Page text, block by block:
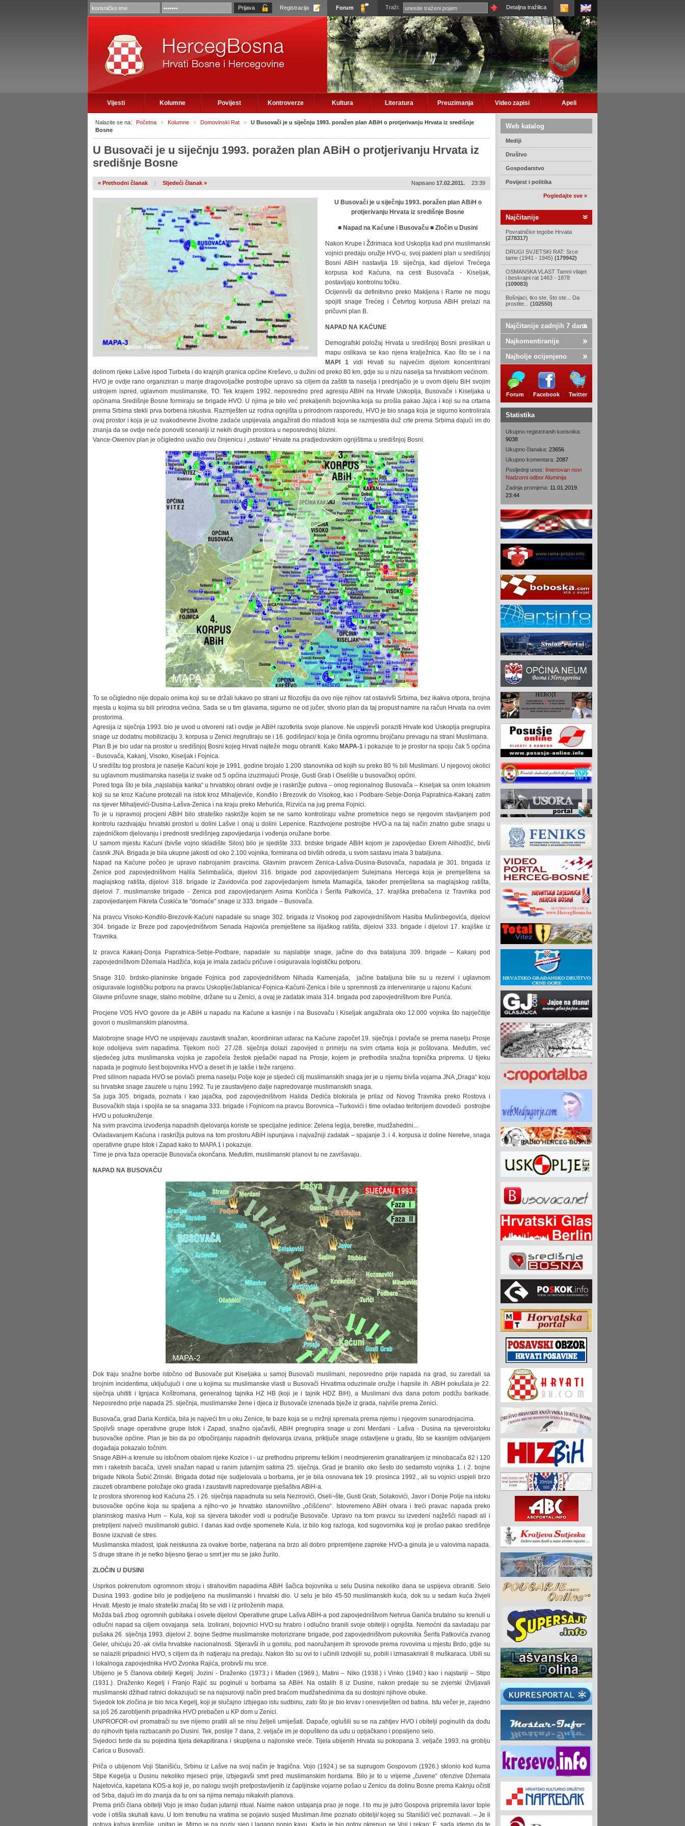
Registracija Forum Traži: Detaljna tražilica
Vijesti Kolumne Povijest Kontroverze Kultura Literatura Preuzimanja Video zapisi Apeli
Web katalog
Mediji
Društvo
Gospodarstvo
Povijest i politika
Pogledajte sve »
Najčitanije
Povratničke tegobe Hrvata
(278317)
DRUGI SVJETSKI RAT: Srce
tame (1941 - 1945) (179942)
OSMANSKA VLAST Tamni vilajet
i beskrajni rat 1463 - 1878
(109083)
Bošnjaci, tko ste, što ste... Da
prostite... (102550)
Najčitanije zadnjih 7 dana
Najkomentiranije
Najbolje ocijenjeno
Forum Facebook Twitter
Statistika
Ukupno registriranih korisnika:
9038
Ukupno članaka: 23656
Ukupno komentara: 2087
Posljednji unos: Imenovan novi
Nadzorni odbor Aluminija
Zadnja promjena: 11.01.2019.
23:44
Nalazite se na: Početna » Kolumne » Domovinski Rat »
U Busovači je u siječnju 1993. poražen plan ABiH o protjerivanju Hrvata iz središnje
Bosne
U Busovači je u siječnju 1993. poražen plan ABiH o protjerivanju Hrvata iz
središnje Bosne
« Prethodni članak | Sljedeći članak » Napisano 17.02.2011. 23:39
U Busovači je u siječnju 1993. poražen plan ABiH o
protjerivanju Hrvata iz središnje Bosne
■ Napad na Kaćune i Busovaču ■ Zločin u Dusini
Nakon Krupe i Ždrimaca kod Uskoplja kad prvi muslimanski
vojnici predaju oružje HVO-u, svoj pakleni plan u središnjoj
Bosni ABiH nastavlja 19. siječnja, kad dijelovi Trećega
korpusa kod Kaćuna, na cesti Busovača - Kiseljak,
postavljaju kontrolnu točku.
Ocijenivši da definitivno preko Makljena i Rame ne mogu
spojiti snage Trećeg i Četvrtog korpusa ABiH prelazi na
pričuvni plan B.
NAPAD NA KAĆUNE
Demografski položaj Hrvata u središnjoj Bosni preslikan u
mapu oslikava se kao njena kralježnica. Kao što se i na
MAPI 1 vidi Hrvati su najvećim dijelom koncentrirani
dolinom rijeke Lašve ispod Turbeta i do krajnjih granica općine Kreševo, u dužini od preko 80 km, gdje su u nizu naselja sa hrvatskom većinom.
HVO je ovdje rano organiziran u manje dragovoljačke postrojbe upravo sa ciljem da zaštiti ta naselja i prednjačio je u ovom dijelu BiH svojim
ustrojem ispred, uglavnom muslimanske, TO. Tek krajem 1992. neposredno pred agresiju ABiH na Hrvate Uskoplja, Busovače i Kiseljaka u
općinama Središnje Bosne formiraju se brigade HVO. U njima je bilo već prekaljenih bojovnika koja su prošla pakao Jajca i koji su na crtama
prema Srbima stekli prva borbena iskustva. Razmješten uz rodna ognjišta u prirodnom rasporedu, HVO je bio snaga koja je sigurno kontrolirala
ovaj prostor i koja je uz svakodnevne životne zadaće uspijevala angažirati dio mladosti koja se razmjestila duž crte prema Srbima dajući im do
znanja da se ovdje neće ponoviti scenariji iz nekih drugih prostora u neposrednoj blizini.
Vance-Owenov plan je očigledno uvažio ovu činjenicu i „ostavio“ Hrvate na pradjedovskim ognjištima u središnjoj Bosni.
To se očigledno nije dopalo onima koji su se držali lukavo po strani uz filozofiju da ovo nije njihov rat ostavivši Srbima, bez ikakva otpora, brojna
mjesta u kojima su bili prirodna većina. Sada se u tim glavama, sigurno ne od jučer, stvorio plan da taj propust namire na račun Hrvata na ovim
prostorima.
Agresija iz siječnja 1993. bio je uvod u otvoreni rat i ovdje je ABiH razotkrila svoje planove. Ne uspjevši poraziti Hrvate kod Uskoplja pregrupira
snage uz dodatnu mobilizaciju 3. korpusa u Zenici /regrutiraju se i 16. godišnjaci/ koja je činila ogromnu brojčanu prevagu na strani Muslimana.
Plan B je bio udar na prostor u središnjoj Bosni kojeg Hrvati najteže mogu obraniti. Kako MAPA-1 i pokazuje to je prostor na spoju čak 5 općina
- Busovača, Kakanj, Visoko, Kiseljak i Fojnica.
U središtu tog prostora je naselje Kaćuni koje je 1991. godine brojalo 1.200 stanovnika od kojih su preko 80 % bili Muslimani. U njegovoj okolici
su uglavnom muslimanska naselja iz svake od 5 općina izuzimajući Prosje, Gusti Grab i Oselište u busovačkoj općini.
Pored toga što je bila „najslabija karika“ u hrvatskoj obrani ovdje je i raskrižje putova – onog regionalnog Busovača – Kiseljak sa onim lokalnim
koji su se kroz Kaćune protezali na istok kroz Mihaljeviće, Konđilo i Brezovik do Visokog, kao i Podbare-Sebje-Donja Papratnica-Kakanj zatim
na sjever Mihaljevići-Dusina-Lašva-Zenica i na kraju preko Mehurića, Rizvića na jug prema Fojnici.
To je u ispravnoj procjeni ABiH bilo strateško raskrižje kojim se ne samo kontroliraju važne prometnice nego se njegovim stavljanjem pod
kontrolu razdvajaju hrvatski prostori u dolini Lašve i onaj u dolini Lepenice. Razdvojene postrojbe HVO-a na taj način znatno gube snagu u
zajedničkom djelovanju i prednosti središnjeg zapovijedanja i vođenja oružane borbe.
U samom mjestu Kaćuni (bivše vojno skladište Silos) bilo je sjedište 333. brdske brigade ABiH kojom je zapovijedao Ekrem Alihodžić, bivši
časnik JNA. Brigada je bila ukupne jakosti od oko 2.100 vojnika, formirana od bivših odreda, u svom sastavu imala 3 bataljuna.
Napad na Kaćune počeo je upravo nabrojanim pravcima. Glavnim pravcem Zenica-Lašva-Dusina-Busovača, napadala je 301. brigada iz
Zenice pod zapovjedništvom Halila Selimbašića, dijelovi 316. brigade pod zapovijedanjem Sulejmana Hercega koja je premještena sa
maglajskog ratišta, dijelovi 318. brigade iz Zavidovića pod zapovijedanjem Ismeta Mamagića, također premještena sa maglajskog ratišta,
dijelovi 7. muslimanske brigade - Zenica pod zapovijedanjem Asima Koričića i Šerifa Patkovića, 17. krajiška prebačena iz Travnika pod
zapovijedanjem Fikreta Ćuskića te "domaće" snage iz 333. brigade – Busovača.
Na pravcu Visoko-Konđilo-Brezovik-Kaćuni napadale su snage 302. brigada iz Visokog pod zapovjedništvom Hasiba Mušinbegovića, dijelovi
304. brigade iz Breze pod zapovjedništvom Senada Hajovića premještene sa ilijaškog ratišta, dijelovi 333. brigade i dijelovi 17. krajiške iz
Travnika.
Iz pravca Kakanj-Donja Papratnica-Sebje-Podbare, napadale su najslabije snage, jačine do dva bataljuna 309. brigade – Kakanj pod
zapovjedništvom Džemala Hadžića, koja je imala zadaću pričuve i osiguravala logističku potporu.
Snage 310. brdsko-planinske brigade Fojnica pod zapovjedništvom Nihada Kamenjaša, jačine bataljuna bile su u rezervi i uglavnom
osiguravale logističku potporu na pravcu Uskoplje/Jablanica/-Fojnica-Kaćuni-Zenica i bile u spremnosti za interveniranje u rajonu Kaćuni.
Glavne pričuvne snage, stalno mobilne, držane su u Zenici, a ovaj je zadatak imala 314. brigada pod zapovjedništvom Ibre Purića.
Procjene VOS HVO govore da je ABiH u napadu na Kaćune a kasnije i na Busovaču i Kiseljak angažirala oko 12.000 vojnika što najrječitije
govori o muslimanskim planovima.
Malobrojne snage HVO ne uspijevaju zaustaviti snažan, koordiniran udarac na Kaćune započet 19. siječnja i povlače se prema naselju Prosje
koje odolijeva svim napadima. Tijekom noći 27./28. siječnja dolazi zapovijed o primirju na svim crtama koja je poštovana. Međutim, već
sljedećeg jutra muslimanska vojska je započela žestok pješački napad na Prosje, kojem je prethodila snažna topnička priprema. U tijeku
napada je poginulo šest bojovnika HVO a deset ih je lakše i teže ranjeno.
Pred silinom napada HVO se povlači prema naselju Polje koje je sljedeći cilj muslimanskih snaga jer je u njemu bivša vojarna JNA „Draga“ koju
su hrvatske snage zauzele u rujnu 1992. Tu je zaustavljeno dalje napredovanje muslimanskih snaga.
Sa juga 305. brigada, poznata i kao jajačka, pod zapovjedništvom Halida Dedića blokirala je prilaz od Novog Travnika preko Rostova i
Busovačkih staja i spojila se sa snagama 333. brigade i Fojnicom na pravcu Borovnica –Turkovići i time ovladao teritorijem dovodeći postrojbe
HVO u poluokruženje.
Na svim pravcima izvođenja napadnih djelovanja koriste se specijalne jedinice: Zelena legija, beretke, mudžahedini...
Ovladavanjem Kaćuna i raskrižja putova na tom prostoru ABiH ispunjava i najvažniji zadatak – spajanje 3. i 4. korpusa iz doline Neretve, snaga
operativne grupe Istok i Zapad kako to MAPA 1 i pokazuje.
Time je prva faza operacije Busovača okončana. Međutim, muslimanski planovi tu ne završavaju.
NAPAD NA BUSOVAČU
Dok traju snažne borbe istočno od Busovače put Kiseljaka u samoj Busovači muslimani, neposredno prije napada na grad, su zaredali sa
brojnim incidentima, uključujući i one u kojima su muslimanske vlasti u Busovači Hrvatima oduzimale oružje i hapsile ih. ABiH pokušala je 22.
siječnja uhititi i Ignjaca Koštromana, generalnog tajnika HZ HB (koji je i tajnik HDZ BiH), a Muslimani dva dana potom podižu barikade.
Neposredno prije napada 25. siječnja, muslimanske žene i djeca iz Busovače iznenada bježe iz grada, najviše prema Zenici.
Busovača, grad Daria Kordića, bila je najveći trn u oku Zenice, te baze koja se u mržnji spremala prema njemu i njegovim sunarodnjacima.
Spojivši snage operativne grupe Istok i Zapad, snažno ojačavši, ABiH pregrupira snage u zoni Merdani - Lašva - Dusina na sjeveroistoku
busovačke općine. Plan je bio da po otpočinjanju napadnih djelovanja izvana, priključe snage ostavljene u gradu, što se kasnijim odvijanjem
događaja pokazalo točnim.
Snage ABiH-a krenule su istočnom obalom rijeke Kozice i - uz prethodnu pripremu teškim i neodmjerenim granatiranjem iz minobacača 82 i 120
mm i raketnih bacača, izveli snažan napad u ranim jutarnjim satima 25. siječnja. Grad je branilo oko šesto do sedamsto vojnika 1. i 2. bojne
brigade Nikola Šubić Zrinski. Brigada dotad nije sudjelovala u borbama, jer je bila osnovana tek 19. prosinca 1992., ali su vojnici uspjeli brzo
zauzeti obrambene položaje oko grada i zaustaviti napredovanje pješaštva ABiH-a.
Iz prostora stvorenog kod Kaćuna 25. i 26. siječnja napadnuta su sela Nezirovići, Oseli¬šte, Gusti Grab, Solakovići, Javor i Donje Polje na istoku
busovačke općine koja su spaljena a njiho¬vo je hrvatsko stanovništvo „očišćeno“. Istovremeno ABiH otvara i treći pravac napada preko
planinskog masiva Hum – Kula, koji sa sjevera također vodi u područje Busovače. Upravo na tom pravcu su izvedeni najžešći napadi ali i
pretrpljeni najveći muslimanski gubici. I danas kad ovdje spomenete Kula, iz bilo kog razloga, kod sugovornika koji je prošao pakao središnje
Bosne izazvati će stres.
Muslimanska mladost, ipak neiskusna za ovakve borbe, natjerana na brzo ali dobro pripremljene zapreke HVO-a ginula je u valovima napada.
S druge strane ih je netko bijesno tjerao u smrt jer mu se jako žurilo.
ZLOČIN U DUSINI
Usprkos pokrenutom ogromnom stroju i strahovitim napadima ABiH šačica bojovnika u selu Dusina nekoliko dana se uspijeva obraniti. Selo
Dusina 1993. godine bilo je podijeljeno na muslimanski i hrvatski dio. U selu je bilo 45-50 muslimanskih kuća, dok su u sedam kuća živjeli
Hrvati. Mjesto je imalo strateški značaj što se vidi i iz priloženih mapa.
Možda baš zbog ogromnih gubitaka i osvete dijelovi Operativne grupe Lašva ABiH-a pod zapovjedništvom Nehrua Ganića brutalno su krenuli u
odlučni napad sa ciljem osvajanja sela. Izolirani, bojovnici HVO su hrabro i odlučno branili svoje obitelji i ognjišta. Nemoćni da savladaju par
pušaka 26. siječnja 1993. dijelovi 2. bojne Sedme muslimanske motorizirane brigade, pod zapovjedništvom pukovnika Šerifa Patkovića zvanog
Geler, uhićuju 20.-ak civila hrvatske nacionalnosti. Stjeravši ih u gomilu, pod naoružanjem ih sprovode prema rovovima u mjestu Brdo, gdje su
se nalazili pripadnici HVO, s ciljem da ih natjeraju na predaju. Nakon što su ovi to i učinili izdvojili su, pobili i izmasakrirali 8 muškaraca. Ubili su
i lokalnoga zapovjednika HVO Zvonka Rajića, probivši mu srce.
Ubijeno je 5 članova obitelji Kegelj: Jozini - Draženko (1973.) i Mladen (1969.), Matini – Niko (1938.) i Vinko (1940.) kao i najstariji – Stipo
(1931.). Draženko Kegelj i Franjo Rajić su poginuli u borbama sa ABiH. Na ostalih 8 iz Dusine, nakon predaje su se zvjerski iživljavali
muslimanski džihad ratnici dokazujući se na najsuroviji način pred braćom mudžahedinima da su dostojni njihove obuke.
Svjedok tok zločina je bio Ivica Kegelj, koji je slučajno izbjegao istu sudbinu, zato što je bio krvav i onesviješten od batina. Istu večer je, zajedno
sa još 26 zarobljenih pripadnika HVO prebačen u KP dom u Zenici.
UNPROFOR-ovi promatrači su sve nijemo pratili ali se nisu željeli umiješati. Dapače, oglušili su se na zahtjev HVO i obitelji poginulih da dođu
do njihovih tijela razbacanih po Dusini. Tek, poslije 7 dana, 2. veljače im je dopušteno da uđu u opljačkano i popaljeno selo.
Svjedoci tvrde da su pojedina tijela dekapitirana i skupljena u najlonske vreće. Tijela ubijenih Hrvata su pokopana 3. veljače 1993. na groblju
Carica u Busovači.
Priča o ubijenom Voji Stanišiću, Srbinu iz Lašve na svoj način je tragična. Vojo (1924.) se sa suprugom Gospovom (1926.) sklonio kod kuma
Stipe Kegelja u Dusinu nekoliko mjeseci prije, izbjegavši smrt pred muslimanskim hordama. Bilo je to u vrijeme „čuvene“ ofenzive Džemala
Najetovića, kapetana KOS-a koji je, po nalogu svojih pretpostavljenih iz čapljinske vojarne pošao u Zenicu da dolinu Bosne prema Kaknju očisti
od Srba, dajući im do znanja da tu oni sa njima nemaju nikakvih planova.
Prema priči člana obitelji Vojo je imao čudan jutarnji ritual. Naime nakon ustajanja prao je noge. I to mu je jutro Gospova pripremila lavor tople
vode i otišla skuhati kavu. U tom trenutku na vratima se pojavio susjed Musliman /ime poznato obitelji/ kojeg su Stanišići već poznavali. – Je li
gotova kahva komšije, upitao je. Mirno je na poziv sjeo i lagano popio kavu. Kada je bio gotov okrenuo se Voji i rekao: E, sada idemo da te